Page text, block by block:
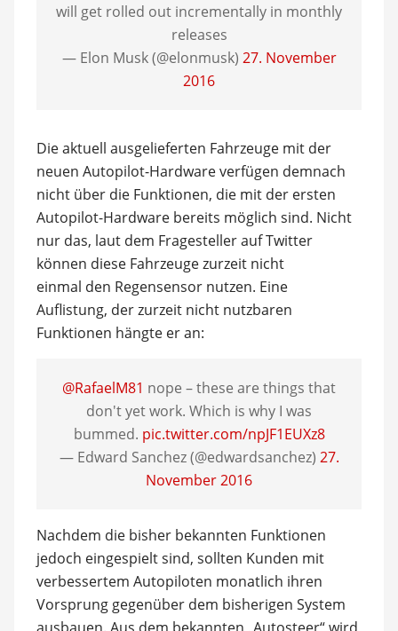
will get rolled out incrementally in monthly
releases
— Elon Musk (@elonmusk) 27. November
2016
Die aktuell ausgelieferten Fahrzeuge mit der
neuen Autopilot-Hardware verfügen demnach
nicht über die Funktionen, die mit der ersten
Autopilot-Hardware bereits möglich sind. Nicht
nur das, laut dem Fragesteller auf Twitter
können diese Fahrzeuge zurzeit nicht
einmal den Regensensor nutzen. Eine
Auflistung, der zurzeit nicht nutzbaren
Funktionen hängte er an:
@RafaelM81 nope – these are things that
don't yet work. Which is why I was
bummed. pic.twitter.com/npJF1EUXz8
— Edward Sanchez (@edwardsanchez) 27.
November 2016
Nachdem die bisher bekannten Funktionen
jedoch eingespielt sind, sollten Kunden mit
verbessertem Autopiloten monatlich ihren
Vorsprung gegenüber dem bisherigen System
ausbauen. Aus dem bekannten „Autosteer“ wird